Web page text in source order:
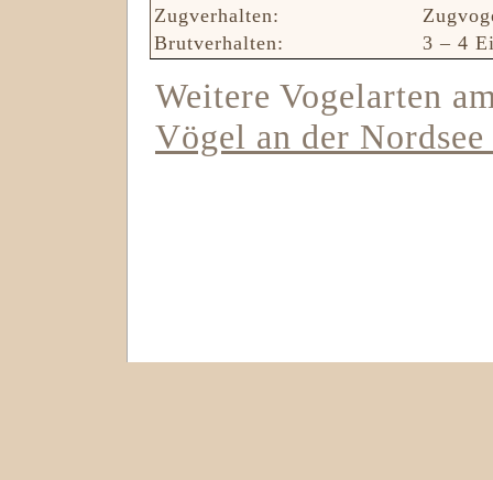
Zugverhalten:
Brutverhalten:
3 – 4
Weitere Vogelarten
Vögel an der